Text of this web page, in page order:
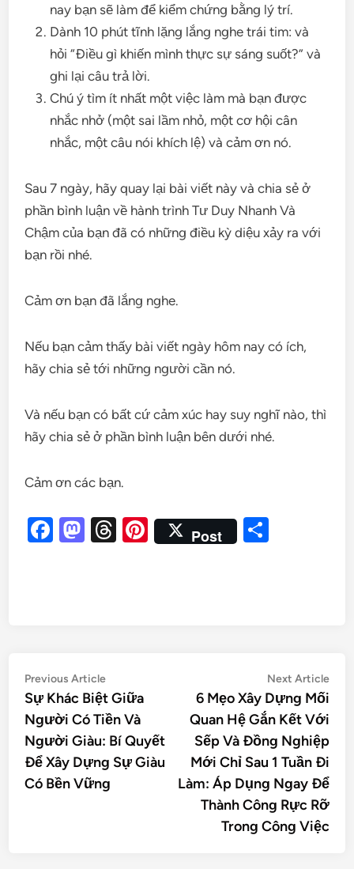
nay bạn sẽ làm để kiểm chứng bằng lý trí.
Dành 10 phút tĩnh lặng lắng nghe trái tim: và
hỏi “Điều gì khiến mình thực sự sáng suốt?” và
ghi lại câu trả lời.
Chú ý tìm ít nhất một việc làm mà bạn được
nhắc nhở (một sai lầm nhỏ, một cơ hội cân
nhắc, một câu nói khích lệ) và cảm ơn nó.
Sau 7 ngày, hãy quay lại bài viết này và chia sẻ ở
phần bình luận về hành trình Tư Duy Nhanh Và
Chậm của bạn đã có những điều kỳ diệu xảy ra với
bạn rồi nhé.
Cảm ơn bạn đã lắng nghe.
Nếu bạn cảm thấy bài viết ngày hôm nay có ích,
hãy chia sẻ tới những người cần nó.
Và nếu bạn có bất cứ cảm xúc hay suy nghĩ nào, thì
hãy chia sẻ ở phần bình luận bên dưới nhé.
Cảm ơn các bạn.
Facebook
Mastodon
Threads
Pinterest
Post
Previous Article
Sự Khác Biệt Giữa
Người Có Tiền Và
Người Giàu: Bí Quyết
Để Xây Dựng Sự Giàu
Có Bền Vững
Next Article
6 Mẹo Xây Dựng Mối
Quan Hệ Gắn Kết Với
Sếp Và Đồng Nghiệp
Mới Chỉ Sau 1 Tuần Đi
Làm: Áp Dụng Ngay Để
Thành Công Rực Rỡ
Trong Công Việc